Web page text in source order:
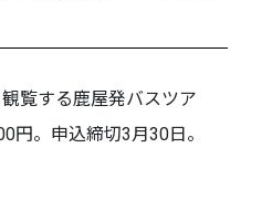
覧する鹿屋発バスツア
円。申込締切3月30日。